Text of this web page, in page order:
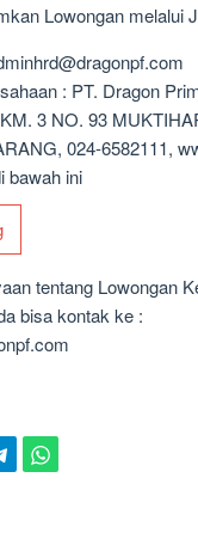
Lowongan melalui
: PT. Dragon
3 NO. 93
024-6582111,
bawah ini
tentang Lowongan
bisa kontak ke :